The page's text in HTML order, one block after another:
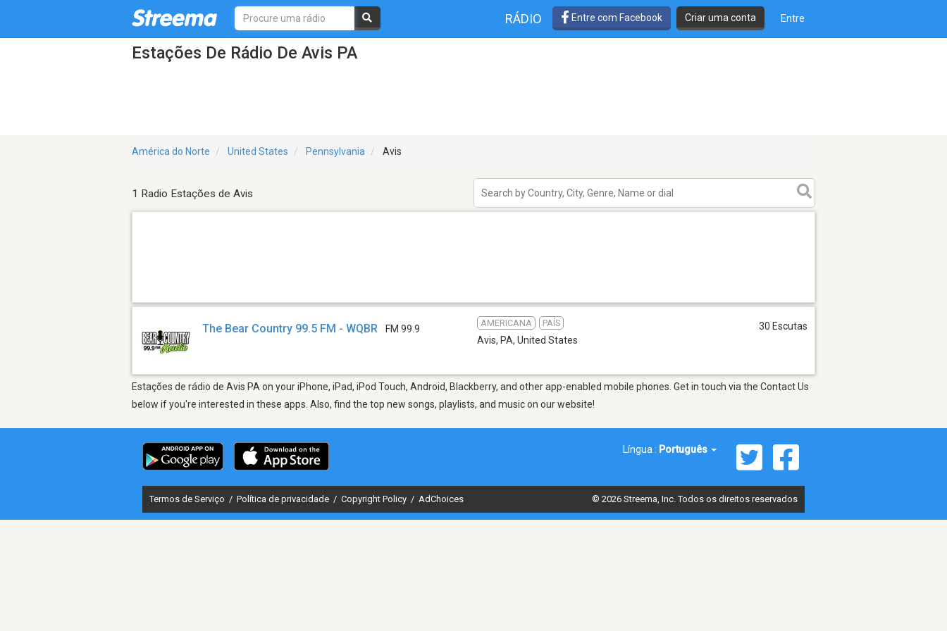
RÁDIO Entre com Facebook Criar uma conta Entre
Estações De Rádio De Avis PA
América do Norte United States Pennsylvania Avis
1 Radio Estações de Avis
The Bear Country 99.5 FM - WQBR FM 99.9
AMERICANA PAÍS
Avis, PA, United States
30 Escutas
Estações de rádio de Avis PA on your iPhone, iPad, iPod Touch, Android, Blackberry, and other app-enabled mobile phones. Get in touch via the Contact Us
below if you're interested in these apps. Also, find the top new songs, playlists, and music on our website!
Língua : Português
Termos de Serviço / Política de privacidade / Copyright Policy / AdChoices © 2026 Streema, Inc. Todos os direitos reservados